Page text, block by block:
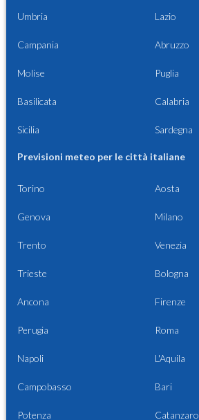
Umbria Lazio
Campania Abruzzo
Molise Puglia
Basilicata Calabria
Sicilia Sardegna
Previsioni meteo per le città italiane
Torino Aosta
Genova Milano
Trento Venezia
Trieste Bologna
Ancona Firenze
Perugia Roma
Napoli L'Aquila
Campobasso Bari
Potenza Catanzaro